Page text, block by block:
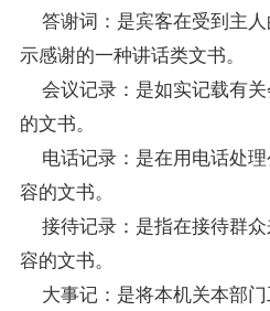
答谢词：是宾客在受到主
示感谢的一种讲话类文书。
会议记录：是如实记载有
的文书。
电话记录：是在用电话处
容的文书。
接待记录：是指在接待群
容的文书。
大事记：是将本机关本部